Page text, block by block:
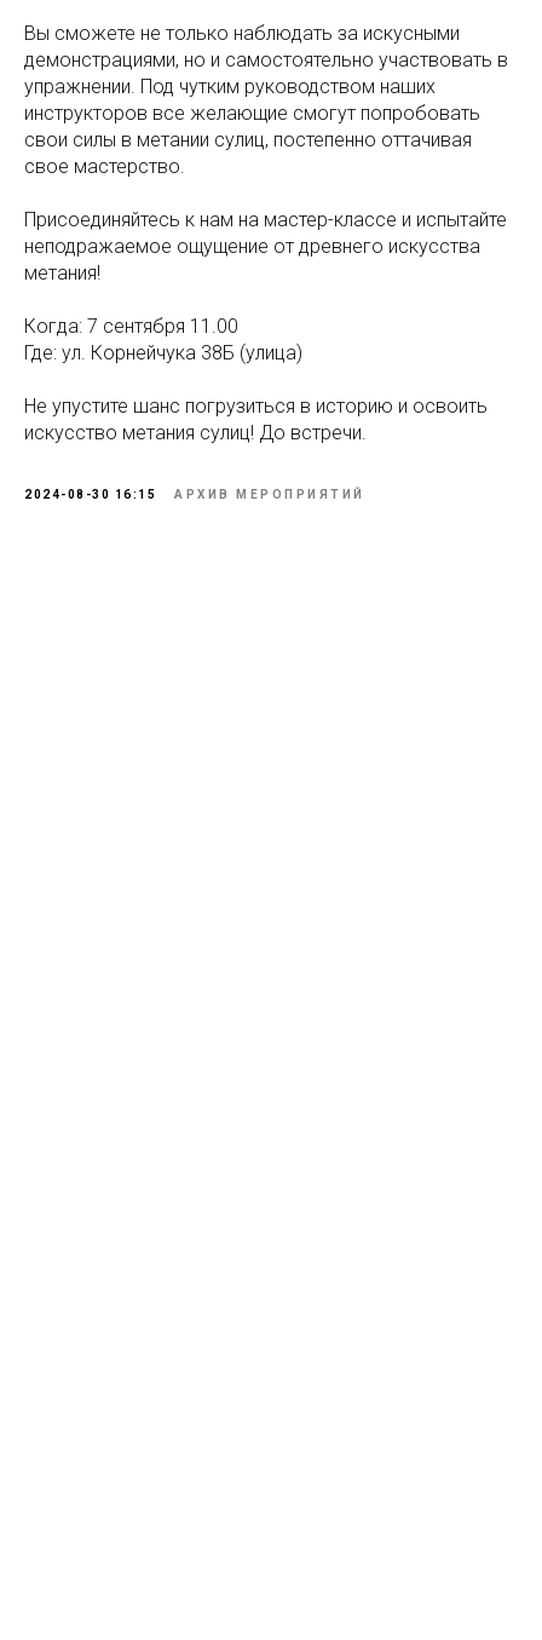
Вы сможете не только наблюдать за искусными
демонстрациями, но и самостоятельно участвовать в
упражнении. Под чутким руководством наших
инструкторов все желающие смогут попробовать
свои силы в метании сулиц, постепенно оттачивая
свое мастерство.
Присоединяйтесь к нам на мастер-классе и испытайте
неподражаемое ощущение от древнего искусства
метания!
Когда: 7 сентября 11.00
Где: ул. Корнейчука 38Б (улица)
Не упустите шанс погрузиться в историю и освоить
искусство метания сулиц! До встречи.
2024-08-30 16:15 АРХИВ МЕРОПРИЯТИЙ